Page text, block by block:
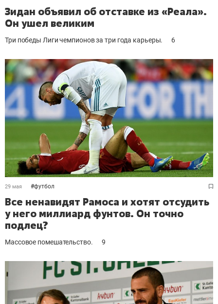
Зидан объявил об отставке из «Реала».
Он ушел великим
Три победы Лиги чемпионов за три года карьеры. 6
29 мая #футбол
Все ненавидят Рамоса и хотят отсудить
у него миллиард фунтов. Он ­точно
подлец?
Массовое помешательство. 9